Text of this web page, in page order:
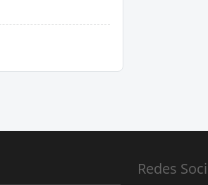
Redes